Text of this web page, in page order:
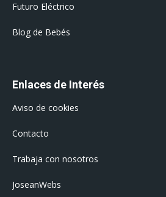
Futuro Eléctrico
Blog de Bebés
Enlaces de Interés
Aviso de cookies
Contacto
Trabaja con nosotros
JoseanWebs